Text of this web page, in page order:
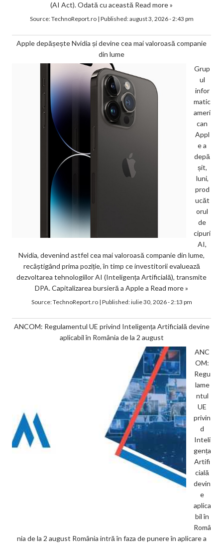
(AI Act). Odată cu această Read more »
Source:TechnoReport.ro| Published:august 3, 2026 - 2:43 pm
Apple depășește Nvidia și devine cea mai valoroasă companie
din lume
Grup
ul
infor
matic
ameri
can
Appl
e a
depă
șit,
luni,
prod
ucăt
orul
de
cipuri
AI,
Nvidia, devenind astfel cea mai valoroasă companie din lume,
recâștigând prima poziție, în timp ce investitorii evaluează
dezvoltarea tehnologiilor AI (Inteligența Artificială), transmite
DPA. Capitalizarea bursieră a Apple a Read more »
Source:TechnoReport.ro| Published:iulie 30, 2026 - 2:13 pm
ANCOM: Regulamentul UE privind Inteligența Artificială devine
aplicabil în România de la 2 august
ANC
OM:
Regu
lame
ntul
UE
privin
d
Inteli
gența
Artifi
cială
devin
e
aplica
bil în
Româ
nia de la 2 august România intră în faza de punere în aplicare a